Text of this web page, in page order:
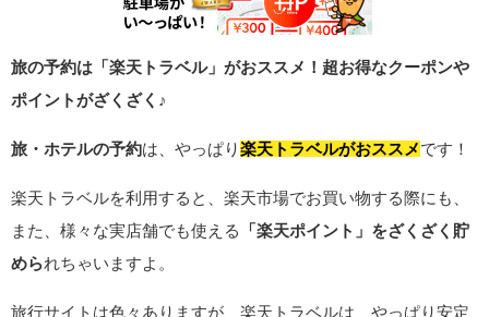
旅の予約は「楽天トラベル」がおススメ！超お得なクーポンや
ポイントがざくざく♪
旅・ホテルの予約は、やっぱり 楽天トラベルがおススメ です！
楽天トラベルを利用すると、楽天市場でお買い物する際にも、
また、様々な実店舗でも使える
「楽天ポイント」をざくざく貯
められちゃいますよ。
旅行サイトは色々ありますが、楽天トラベルは、やっぱり安定